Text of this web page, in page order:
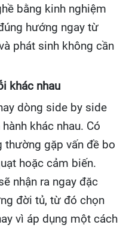
bằng kinh nghiệm
hướng ngay từ
phát sinh không cần
khác nhau
dòng side by side
khác nhau. Có
thường gặp vấn đề bo
hoặc cảm biến.
nhận ra ngay đặc
đời tủ, từ đó chọn
vì áp dụng một cách